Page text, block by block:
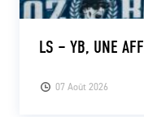
07 Août 2026
LS – YB, UNE